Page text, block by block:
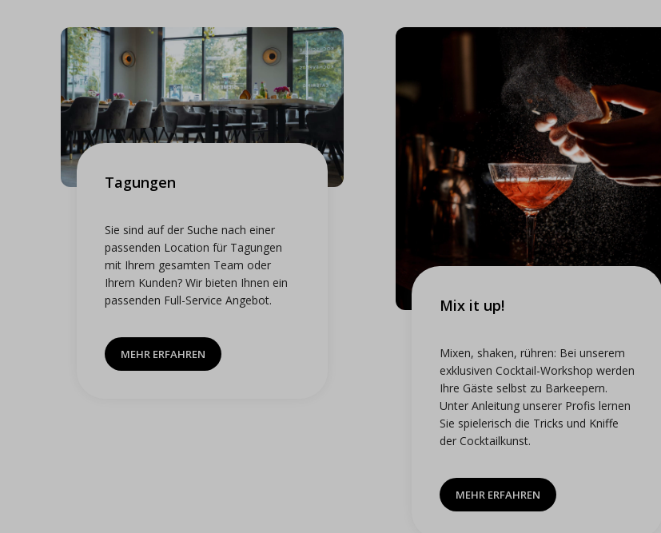
Tagungen
Sie sind auf der Suche nach einer
passenden Location für Tagungen
mit Ihrem gesamten Team oder
Ihrem Kunden? Wir bieten Ihnen ein
passenden Full-Service Angebot.
MEHR ERFAHREN
Mix it up!
Mixen, shaken, rühren: Bei unserem
exklusiven Cocktail-Workshop werden
Ihre Gäste selbst zu Barkeepern.
Unter Anleitung unserer Profis lernen
Sie spielerisch die Tricks und Kniffe
der Cocktailkunst.
MEHR ERFAHREN